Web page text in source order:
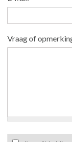
Vraag of